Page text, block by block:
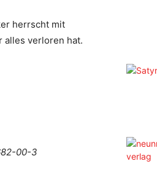
herrscht mit
alles verloren hat.
00-3